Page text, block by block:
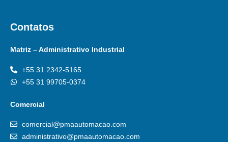
Contatos
Matriz – Administrativo Industrial
+55 31 2342-5165
+55 31 99705-0374
Comercial
comercial@pmaautomacao.com
administrativo@pmaautomacao.com